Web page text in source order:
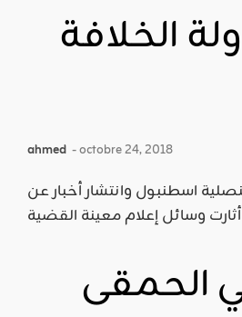
الخلافة
ahmed - octobre 24, 2018
اسطنبول وانتشار أخبار عن
الحمقى